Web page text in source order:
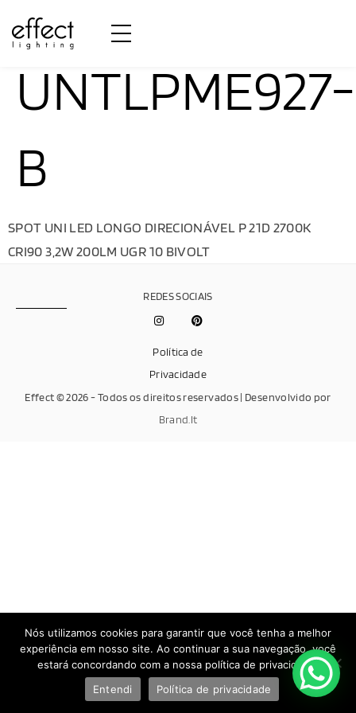
UNTLPME927-
B
SPOT UNI LED LONGO DIRECIONÁVEL P 21D 2700K
CRI90 3,2W 200LM UGR 10 BIVOLT
Effect © 2026 - Todos os direitos reservados | Desenvolvido por
Brand.It
Política de
Privacidade
REDES SOCIAIS
Nós utilizamos cookies para garantir que você tenha a melhor
experiência em nosso site. Ao continuar a sua navegação, você
estará concordando com a nossa política de privacidade.
Entendi
Política de privacidade